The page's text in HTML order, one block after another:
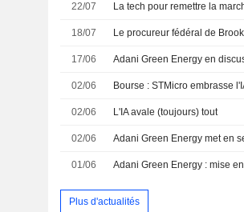
22/07 La tech pour remettre la
18/07
17/06
02/06 Bourse : STMicro embrasse
02/06 L'IA avale (toujours) tout
02/06
01/06
Plus d'actualités